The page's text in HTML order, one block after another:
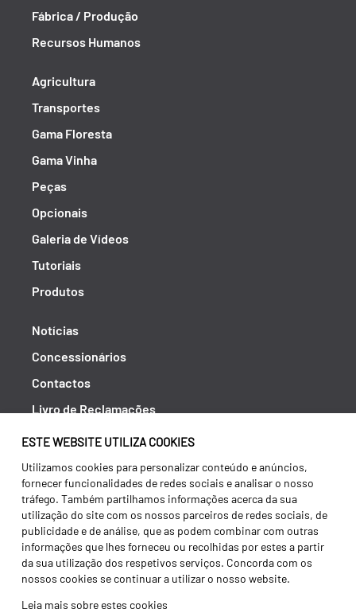
ESTE WEBSITE UTILIZA COOKIES
Utilizamos cookies para personalizar conteúdo e anúncios,
fornecer funcionalidades de redes sociais e analisar o nosso
tráfego. Também partilhamos informações acerca da sua
utilização do site com os nossos parceiros de redes sociais, de
publicidade e de análise, que as podem combinar com outras
informações que lhes forneceu ou recolhidas por estes a partir
da sua utilização dos respetivos serviços. Concorda com os
nossos cookies se continuar a utilizar o nosso website.
Leia mais sobre estes cookies
Fábrica / Produção
Recursos Humanos
Agricultura
Transportes
Gama Floresta
Gama Vinha
Peças
Opcionais
Galeria de Vídeos
Tutoriais
Produtos
Notícias
Concessionários
Contactos
Livro de Reclamações
Política de Privacidade
Canal de Denúncias (RGPC)
Termos e condições